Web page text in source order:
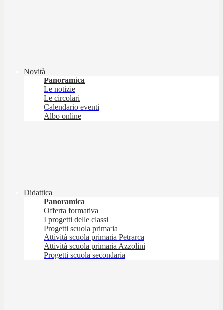
Novità
Panoramica
Le notizie
Le circolari
Calendario eventi
Albo online
Didattica
Panoramica
Offerta formativa
I progetti delle classi
Progetti scuola primaria
Attività scuola primaria Petrarca
Attività scuola primaria Azzolini
Progetti scuola secondaria